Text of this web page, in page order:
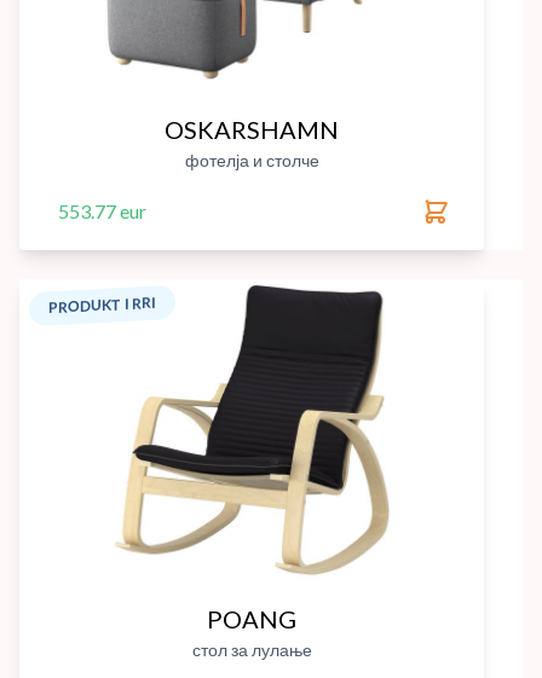
OSKARSHAMN
фотелја и столче
553.77 eur
PRODUKT I RRI
POANG
стол за лулање